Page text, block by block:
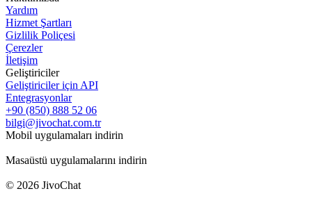
Yardım
Hizmet Şartları
Gizlilik Poliçesi
Çerezler
İletişim
Geliştiriciler
Geliştiriciler için API
Entegrasyonlar
+90 (850) 888 52 06
bilgi@jivochat.com.tr
Mobil uygulamaları indirin
Masaüstü uygulamalarını indirin
© 2026 JivoChat